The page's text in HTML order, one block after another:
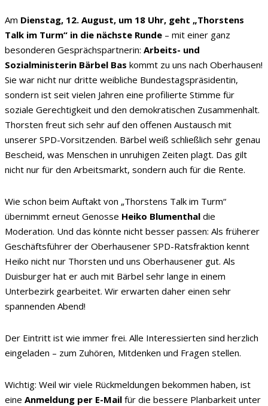
Am Dienstag, 12. August, um 18 Uhr, geht „Thorstens
Talk im Turm“ in die nächste Runde – mit einer ganz
besonderen Gesprächspartnerin: Arbeits- und
Sozialministerin Bärbel Bas kommt zu uns nach Oberhausen!
Sie war nicht nur dritte weibliche Bundestagspräsidentin,
sondern ist seit vielen Jahren eine profilierte Stimme für
soziale Gerechtigkeit und den demokratischen Zusammenhalt.
Thorsten freut sich sehr auf den offenen Austausch mit
unserer SPD-Vorsitzenden. Bärbel weiß schließlich sehr genau
Bescheid, was Menschen in unruhigen Zeiten plagt. Das gilt
nicht nur für den Arbeitsmarkt, sondern auch für die Rente.
Wie schon beim Auftakt von „Thorstens Talk im Turm“
übernimmt erneut Genosse Heiko Blumenthal die
Moderation. Und das könnte nicht besser passen: Als früherer
Geschäftsführer der Oberhausener SPD-Ratsfraktion kennt
Heiko nicht nur Thorsten und uns Oberhausener gut. Als
Duisburger hat er auch mit Bärbel sehr lange in einem
Unterbezirk gearbeitet. Wir erwarten daher einen sehr
spannenden Abend!
Der Eintritt ist wie immer frei. Alle Interessierten sind herzlich
eingeladen – zum Zuhören, Mitdenken und Fragen stellen.
Wichtig: Weil wir viele Rückmeldungen bekommen haben, ist
eine Anmeldung per E-Mail für die bessere Planbarkeit unter